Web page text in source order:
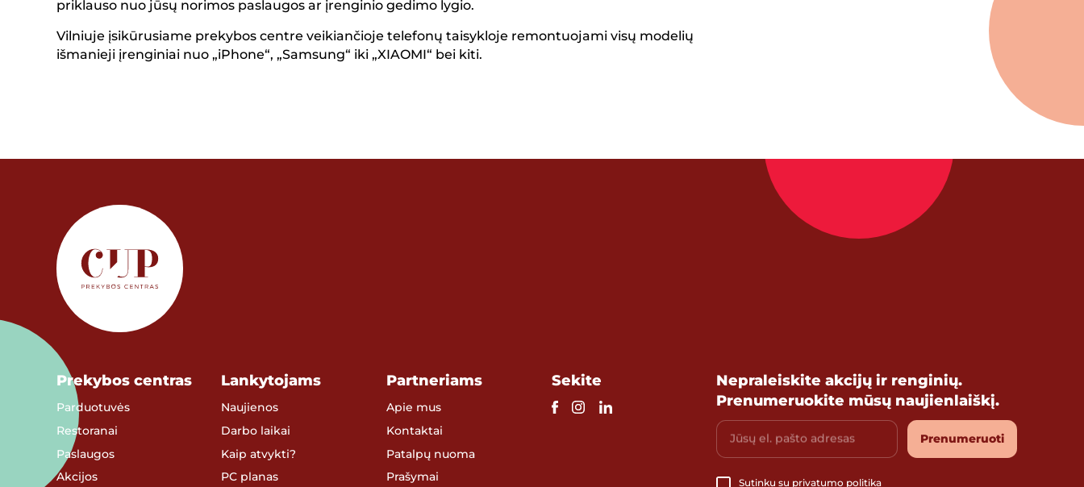
priklauso nuo jūsų norimos paslaugos ar įrenginio gedimo lygio.
Vilniuje įsikūrusiame prekybos centre veikiančioje telefonų taisykloje remontuojami visų modelių
išmanieji įrenginiai nuo „iPhone“, „Samsung“ iki „XIAOMI“ bei kiti.
Prekybos centras
Parduotuvės
Restoranai
Paslaugos
Akcijos
Lankytojams
Naujienos
Darbo laikai
Kaip atvykti?
PC planas
Partneriams
Apie mus
Kontaktai
Patalpų nuoma
Prašymai
Sekite
Nepraleiskite akcijų ir renginių.
Prenumeruokite mūsų naujienlaiškį.
Jūsų el. pašto adresas
Sutinku su privatumo politika
Prenumeruoti